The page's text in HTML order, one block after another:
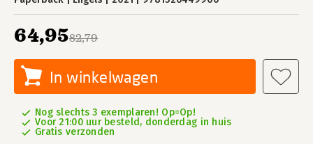
82,79
64,95
In winkelwagen
Nog slechts 3 exemplaren! Op=Op!
Voor 21:00 uur besteld, donderdag in huis
Gratis verzonden